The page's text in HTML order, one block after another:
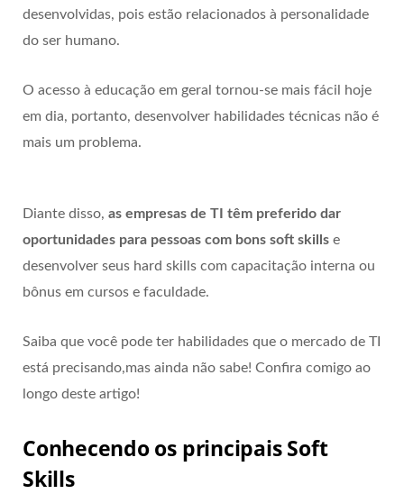
desenvolvidas, pois estão relacionados à personalidade
do ser humano.
O acesso à educação em geral tornou-se mais fácil hoje
em dia, portanto, desenvolver habilidades técnicas não é
mais um problema.
Diante disso, as empresas de TI têm preferido dar
oportunidades para pessoas com bons soft skills e
desenvolver seus hard skills com capacitação interna ou
bônus em cursos e faculdade.
Saiba que você pode ter habilidades que o mercado de TI
está precisando,mas ainda não sabe! Confira comigo ao
longo deste artigo!
Conhecendo os principais Soft
Skills